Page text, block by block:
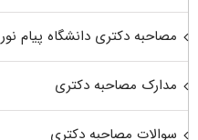
مصاحبه دکتری دانشگاه پیام نور
مدارک مصاحبه دکتری
سوالات مصاحبه دکتری